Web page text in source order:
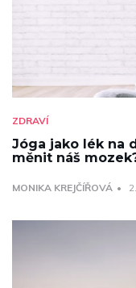
ZDRAVÍ
Jóga jako lék na
měnit náš
MONIKA KREJČÍŘOVÁ